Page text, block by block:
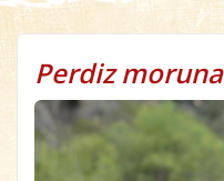
Perdiz moruna